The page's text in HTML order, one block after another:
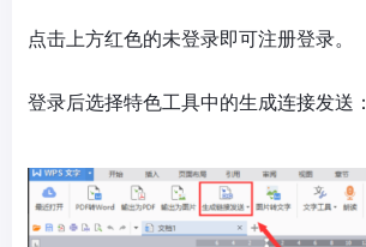
点击上方红色的未登录即可注册登录。
登录后选择特色工具中的生成连接发送：